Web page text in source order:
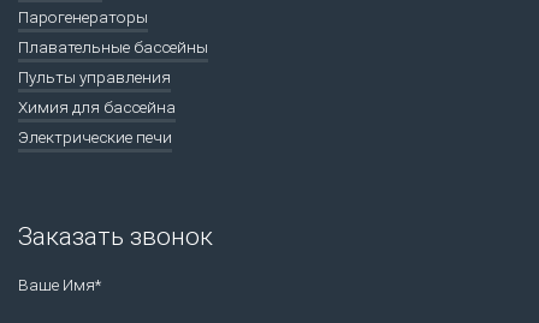
Парогенераторы
Плавательные бассейны
Пульты управления
Химия для бассейна
Электрические печи
Заказать звонок
Ваше Имя*